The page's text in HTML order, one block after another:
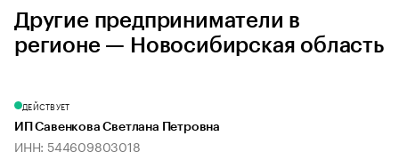
Другие предприниматели в
регионе — Новосибирская область
ДЕЙСТВУЕТ
ИП Савенкова Светлана Петровна
ИНН: 544609803018